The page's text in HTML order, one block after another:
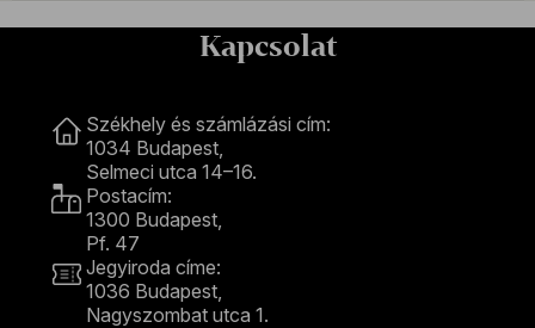
Kapcsolat
Székhely és számlázási cím:
1034 Budapest,
Selmeci utca 14–16.
Postacím:
1300 Budapest,
Pf. 47
Jegyiroda címe:
1036 Budapest,
Nagyszombat utca 1.